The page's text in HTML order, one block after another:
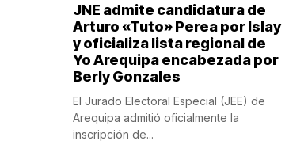
JNE admite candidatura de
Arturo «Tuto» Perea por Islay
y oficializa lista regional de
Yo Arequipa encabezada por
Berly Gonzales
El Jurado Electoral Especial (JEE) de
Arequipa admitió oficialmente la
inscripción de...